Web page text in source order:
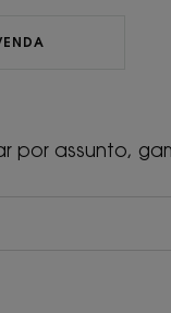
por assunto,